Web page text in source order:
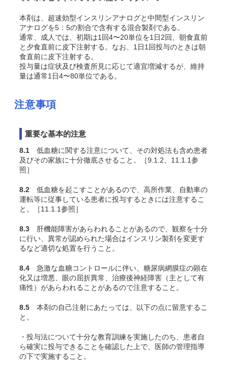
本剤は、超速効型インスリンアナログと中間型インスリン
アナログを5：5の割合で含有する混合製剤である。
通常、成人では、初期は1回4〜20単位を1日2回、朝食直前
と夕食直前に皮下注射する。なお、1日1回投与のときは朝
食直前に皮下注射する。
投与量は症状及び検査所見に応じて適宜増減するが、維持
量は通常1日4〜80単位である。
注意事項
重要な基本的注意
8.1 低血糖に関する注意について、その対処法も含め患者
及びその家族に十分徹底させること。［9.1.2、11.1.1参
照］
8.2 低血糖を起こすことがあるので、高所作業、自動車の
運転等に従事している患者に投与するときには注意するこ
と。［11.1.1参照］
8.3 肝機能障害があらわれることがあるので、観察を十分
に行い、異常が認められた場合はインスリン製剤を変更す
るなど適切な処置を行うこと。
8.4 急激な血糖コントロールに伴い、糖尿病網膜症の顕在
化又は増悪、眼の屈折異常、治療後神経障害（主として有
痛性）があらわれることがあるので注意すること。
8.5 本剤の自己注射にあたっては、以下の点に留意するこ
と。
・投与法について十分な教育訓練を実施したのち、患者自
ら確実に投与できることを確認した上で、医師の管理指導
の下で実施すること。